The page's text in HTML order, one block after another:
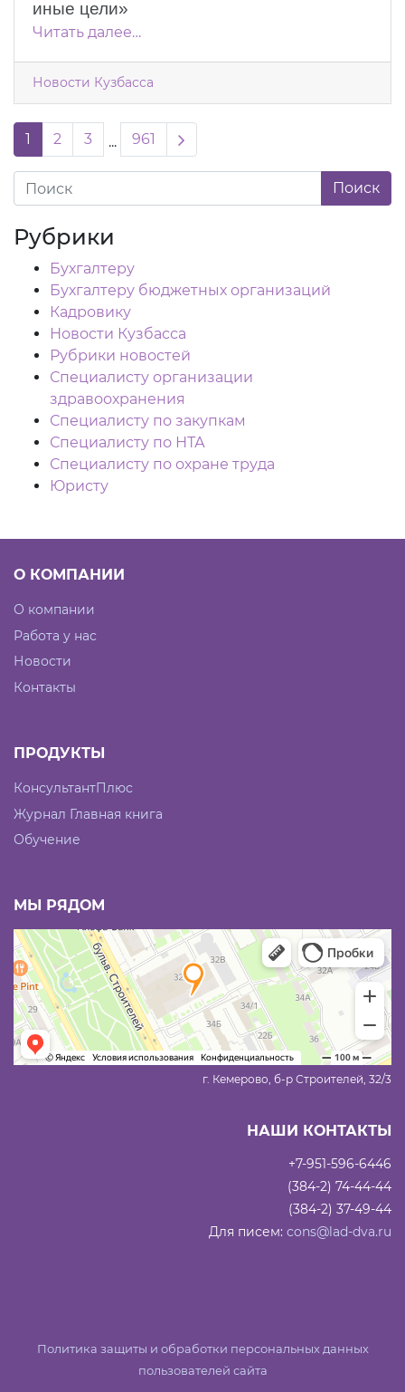
иные цели»
Читать далее…
Новости Кузбасса
1 2 3 ... 961
Рубрики
Бухгалтеру
Бухгалтеру бюджетных организаций
Кадровику
Новости Кузбасса
Рубрики новостей
Специалисту организации
здравоохранения
Специалисту по закупкам
Специалисту по НТА
Специалисту по охране труда
Юристу
О КОМПАНИИ
О компании
Работа у нас
Новости
Контакты
ПРОДУКТЫ
КонсультантПлюс
Журнал Главная книга
Обучение
МЫ РЯДОМ
г. Кемерово, б-р Строителей, 32/3
НАШИ КОНТАКТЫ
+7-951-596-6446
(384-2) 74-44-44
(384-2) 37-49-44
Для писем: cons@lad-dva.ru
Политика защиты и обработки персональных данных
пользователей сайта